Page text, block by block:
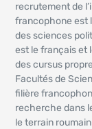
recrutement de
francophone est
des sciences
est le français et
des cursus
Facultés de
filière
recherche dans
le terrain